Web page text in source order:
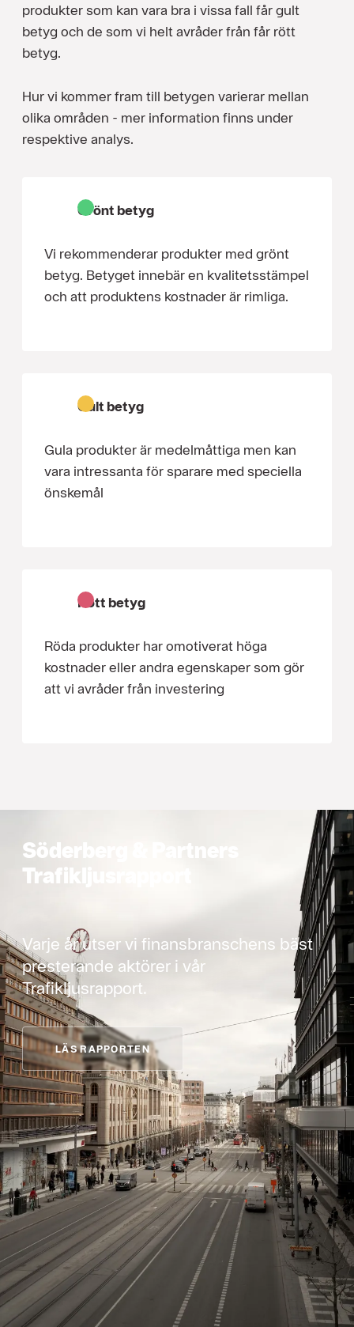
Grönt betyg
Vi rekommenderar produkter med grönt
betyg. Betyget innebär en kvalitetsstämpel
och att produktens kostnader är rimliga.
Gult betyg
Gula produkter är medelmåttiga men kan
vara intressanta för sparare med speciella
önskemål
Rött betyg
Röda produkter har omotiverat höga
kostnader eller andra egenskaper som gör
att vi avråder från investering
produkter som kan vara bra i vissa fall får gult
betyg och de som vi helt avråder från får rött
betyg.
Hur vi kommer fram till betygen varierar mellan
olika områden - mer information finns under
respektive analys.
Söderberg & Partners
Trafikljusrapport
Varje år utser vi finansbranschens bäst
presterande aktörer i vår
Trafikljusrapport.
LÄS RAPPORTEN